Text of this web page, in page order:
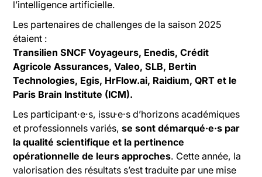
l’intelligence artificielle.
Les partenaires de challenges de la saison 2025
étaient :
Transilien SNCF Voyageurs, Enedis, Crédit
Agricole Assurances, Valeo, SLB, Bertin
Technologies, Egis, HrFlow.ai, Raidium, QRT et le
Paris Brain Institute (ICM).
Les participant·e·s, issu·e·s d’horizons académiques
et professionnels variés,se sont démarqué·e·s par
la qualité scientifique et la pertinence
opérationnelle de leurs approches. Cette année, la
valorisation des résultats s’est traduite par une mise